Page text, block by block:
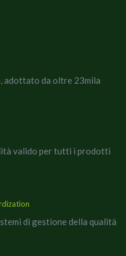
adottato da oltre 23mila
valido per tutti i prodotti
di gestione della qualità